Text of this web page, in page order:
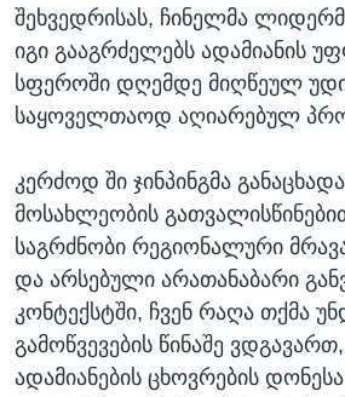
შეხვედრისას, ჩინელმა
იგი გააგრძელებს ადამიანის
სფეროში დღემდე მიღწეულ
საყოველთაოდ აღიარებულ
კერძოდ ში ჯინპინგმა
მოსახლეობის
საგრძნობი რეგიონალური
და არსებული არათანაბარი
კონტექსტში, ჩვენ რაღა თქმა
გამოწვევების წინაშე
ადამიანების ცხოვრების